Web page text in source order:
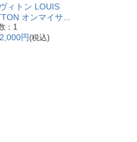
ィトン LOUIS
オンマイサ
ハンドバッグ
レザー M53825
：1
円(税込)